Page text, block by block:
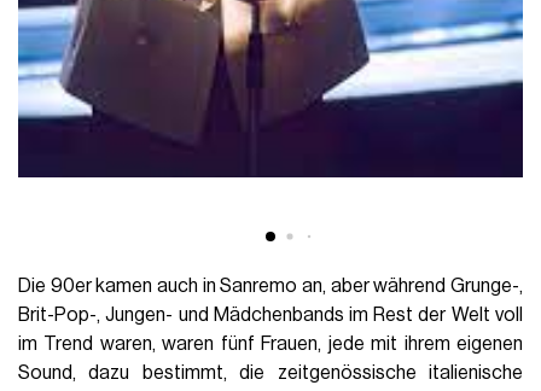
Die 90er kamen auch in Sanremo an, aber während Grunge-,
Brit-Pop-, Jungen- und Mädchenbands im Rest der Welt voll
im Trend waren, waren fünf Frauen, jede mit ihrem eigenen
Sound, dazu bestimmt, die zeitgenössische italienische